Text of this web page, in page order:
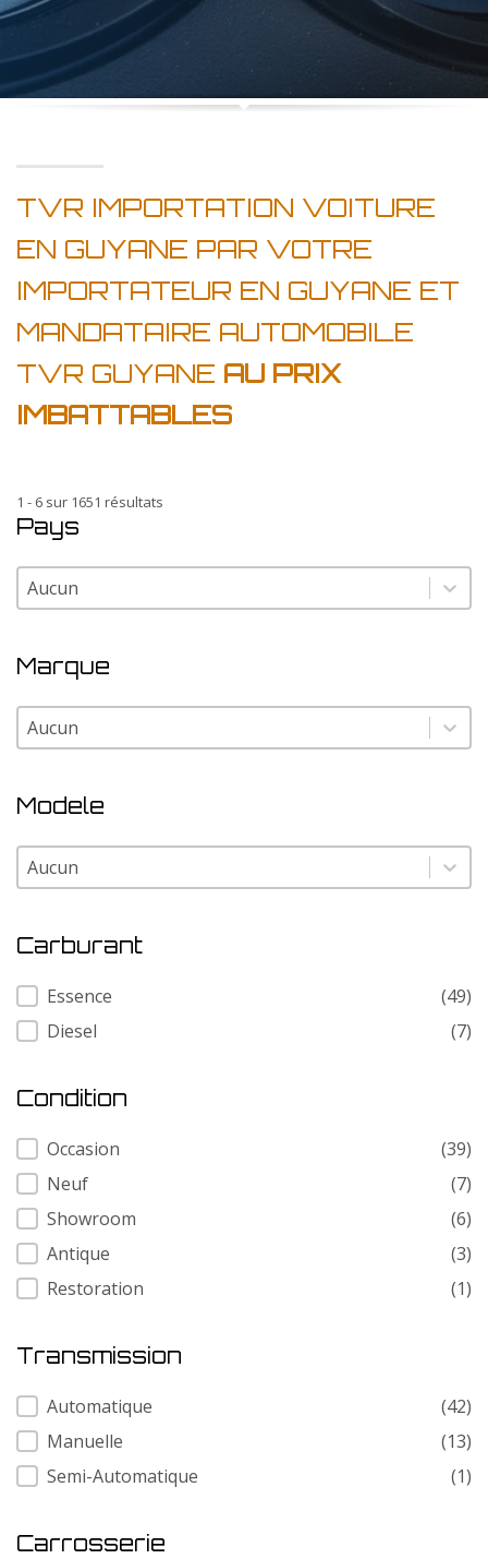
TVR IMPORTATION VOITURE
EN GUYANE PAR VOTRE
IMPORTATEUR EN GUYANE ET
MANDATAIRE AUTOMOBILE
TVR GUYANE AU PRIX
IMBATTABLES
1 - 6 sur 1651 résultats
Pays
Pays
Pays
Marque
Marque
Marque
Modele
Modele
Modele
Carburant
Carburant
Essence
(49)
Diesel
(7)
Condition
Condition
Occasion
(39)
Neuf
(7)
Showroom
(6)
Antique
(3)
Restoration
(1)
Transmission
Transmission
Automatique
(42)
Manuelle
(13)
Semi-Automatique
(1)
Carrosserie